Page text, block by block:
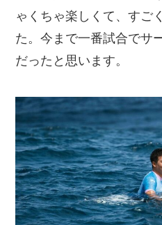
ゃくちゃ楽しくて、すご
た。今まで一番試合でサ
だったと思います。